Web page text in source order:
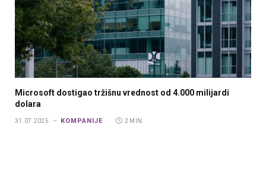
Microsoft dostigao tržišnu vrednost od 4.000 milijardi
dolara
31.07.2025. KOMPANIJE 2 MIN.